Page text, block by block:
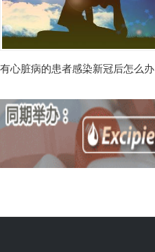
有心脏病的患者感染新冠后怎么办